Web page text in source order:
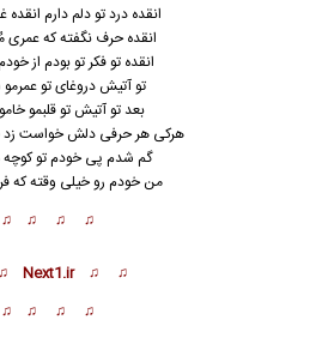
انقده درد تو دلم دارم
انقده حرف نگفته که عمری
انقده تو فکر تو بودم از
تو آتیش دروغای تو
بعد تو آتیش تو قلبمو
هرکی هر حرفی دلش خواست
گم شدم پی خودم تو کوچه
من خودم رو خیلی وقته که
♫ ♫ ♫ ♫
♫ ♫ Next1.ir ♫ ♫
♫ ♫ ♫ ♫